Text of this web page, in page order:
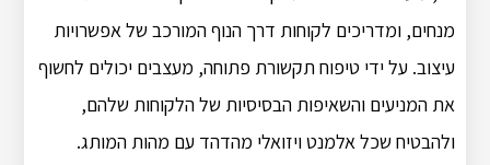
מנחים, ומדריכים לקוחות דרך הנוף המורכב של אפשרויות
עיצוב. על ידי טיפוח תקשורת פתוחה, מעצבים יכולים לחשוף
את המניעים והשאיפות הבסיסיות של הלקוחות שלהם,
ולהבטיח שכל אלמנט ויזואלי מהדהד עם מהות המותג.